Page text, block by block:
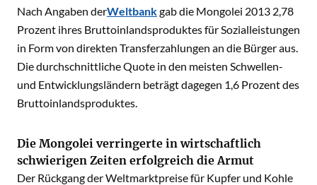
Nach Angaben derWeltbankgab die Mongolei 2013 2,78
Prozent ihres Bruttoinlandsproduktes für Sozialleistungen
in Form von direkten Transferzahlungen an die Bürger aus.
Die durchschnittliche Quote in den meisten Schwellen-
und Entwicklungsländern beträgt dagegen 1,6 Prozent des
Bruttoinlandsproduktes.
Die Mongolei verringerte in wirtschaftlich
schwierigen Zeiten erfolgreich die Armut
Der Rückgang der Weltmarktpreise für Kupfer und Kohle